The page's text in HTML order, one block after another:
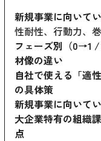
新規事業に向いて
性耐性、行動力、
フェーズ別（0→1
材像の違い
自社で使える「適
の具体策
新規事業に向いて
大企業特有の組織
点